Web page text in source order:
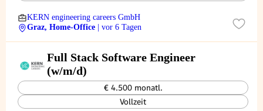
KERN engineering careers GmbH
Graz, Home-Office
| vor 6 Tagen
Full Stack Software Engineer
(w/m/d)
€ 4.500 monatl.
Vollzeit